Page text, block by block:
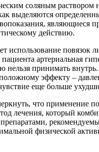
соляным раствором
выделяются
являющиеся
действию.
использование повязок
артериальная
нельзя принимать
эффекту –
еще больше
что применение
лечения, который
физической